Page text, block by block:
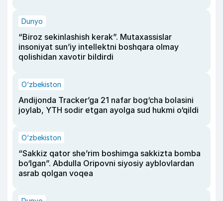
Dunyo
“Biroz sekinlashish kerak”. Mutaxassislar
insoniyat sun’iy intellektni boshqara olmay
qolishidan xavotir bildirdi
O‘zbekiston
Andijonda Tracker’ga 21 nafar bog‘cha bolasini
joylab, YTH sodir etgan ayolga sud hukmi o‘qildi
O‘zbekiston
“Sakkiz qator she’rim boshimga sakkizta bomba
bo‘lgan”. Abdulla Oripovni siyosiy ayblovlardan
asrab qolgan voqea